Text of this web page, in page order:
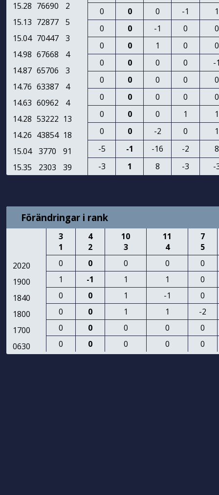
15.28 76690
2
15.13 72877
5
15.04 70447
3
14.98 67668
4
14.87 65706
3
14.76 63387
4
14.63 60962
4
14.28 53222 13
14.26 43854 18
15.04
3770
91
15.35
2303 39
0
0 0 -1
1
0
0 -1 0
0
0
0 1 0
0
0
0 0 0
-
0
0 0 0
0
0
0 0 0
0
0
0 0 1
1
0
0 -2 0
1
-5
-1 -16 -2
8
-3
1 8 -3 -
Förändringar i rank
2020
1900
1840
1800
1700
0630
3
1
4
2
10
3
11
4
7
5
0
0 0 0
0
1
-1 1 1
0
0
0 1 -1
0
0
0 1 1
-2
0
0 0 0
0
0
0 0 0 0